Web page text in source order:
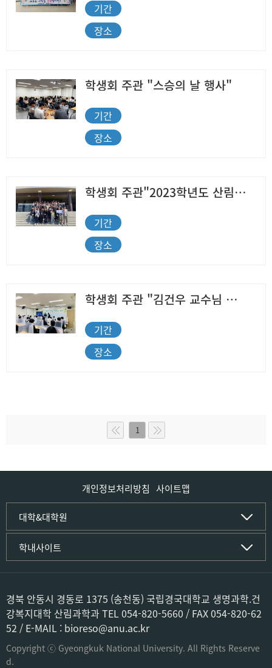
기간
장소
학생회 주관 "스승의 날 행사"
기간
장소
학생회 주관"2023학년도 산림과학과 MT"
기간
장소
학생회 주관 "김건우 교수님 퇴임식" 행사
기간
장소
1
개인정보처리방침 사이트맵
대학&대학원
인문사회·IT대학
인문·문화학부
국어국문학전공
중국어문·문화학전공
한자문화콘텐츠학전공
미디어문화커뮤니케이션학전공
사학전공
컴퓨터·소프트웨어공학부
컴퓨터공학전공
학내사이트
국립경국대학교
(재)국립경국대학교발전기금
공용S/W관리시스템
공자학원
공학교육인증시스템
과학영재교육원
교육혁신본부
도서관
경북 안동시 경동로 1375 (송천동) 국립경국대학교 생명과학.건
강복지대학 산림과학과 TEL 054-820-5660 / FAX 054-820-62
52 / E-MAIL : bioreso@anu.ac.kr
Copyright ⓒ Gyeongkuk National University. All Rights Reserve
d.